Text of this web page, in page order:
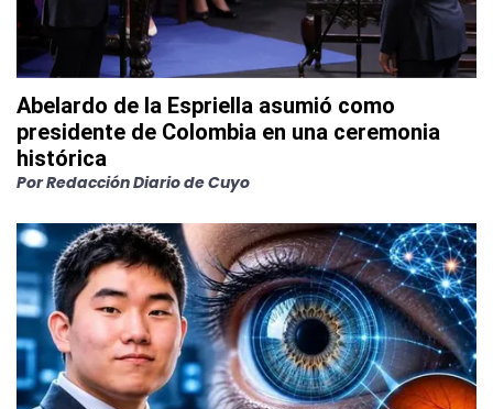
Abelardo de la Espriella asumió como
presidente de Colombia en una ceremonia
histórica
PorRedacción Diario de Cuyo